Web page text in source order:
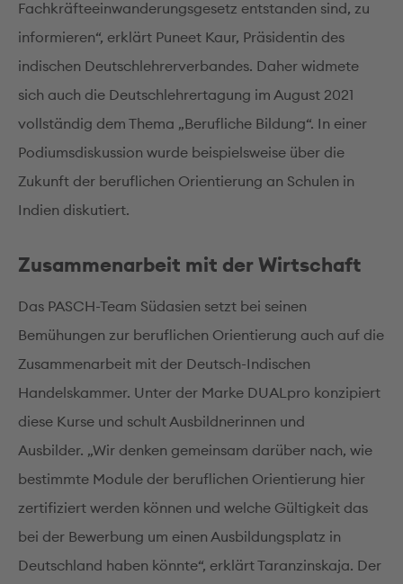
Fachkräfteeinwanderungsgesetz entstanden sind, zu
informieren“, erklärt Puneet Kaur, Präsidentin des
indischen Deutschlehrerverbandes. Daher widmete
sich auch die Deutschlehrertagung im August 2021
vollständig dem Thema „Berufliche Bildung“. In einer
Podiumsdiskussion wurde beispielsweise über die
Zukunft der beruflichen Orientierung an Schulen in
Indien diskutiert.
Zusammenarbeit mit der Wirtschaft
Das PASCH-Team Südasien setzt bei seinen
Bemühungen zur beruflichen Orientierung auch auf die
Zusammenarbeit mit der Deutsch-Indischen
Handelskammer. Unter der Marke DUALpro konzipiert
diese Kurse und schult Ausbildnerinnen und
Ausbilder. „Wir denken gemeinsam darüber nach, wie
bestimmte Module der beruflichen Orientierung hier
zertifiziert werden können und welche Gültigkeit das
bei der Bewerbung um einen Ausbildungsplatz in
Deutschland haben könnte“, erklärt Taranzinskaja. Der